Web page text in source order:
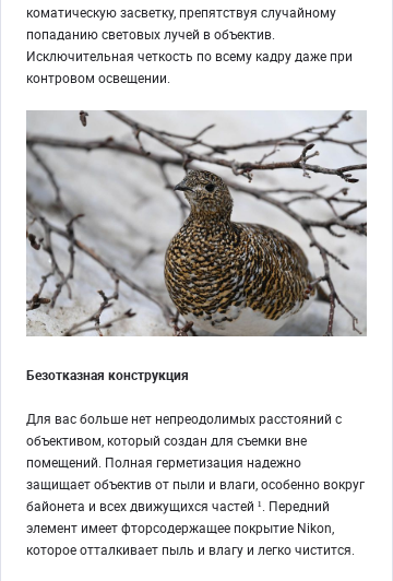
коматическую засветку, препятствуя случайному
попаданию световых лучей в объектив.
Исключительная четкость по всему кадру даже при
контровом освещении.
Безотказная конструкция
Для вас больше нет непреодолимых расстояний с
объективом, который создан для съемки вне
помещений. Полная герметизация надежно
защищает объектив от пыли и влаги, особенно вокруг
байонета и всех движущихся частей ¹. Передний
элемент имеет фторсодержащее покрытие Nikon,
которое отталкивает пыль и влагу и легко чистится.